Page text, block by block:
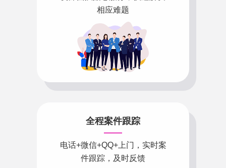
相应难题
全程案件跟踪
电话+微信+QQ+上门，实时案
件跟踪，及时反馈